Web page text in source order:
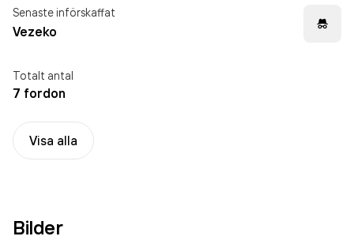
Senaste införskaffat
Vezeko
Totalt antal
7 fordon
Visa alla
Bilder